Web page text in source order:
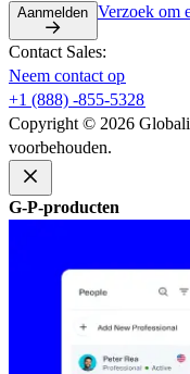
Aanmelden​​ Verzoek om
Contact Sales:​​
Neem contact op​​
+1 (888) -855-5328​​
Copyright © 2026
voorbehouden.​​
G-P-producten​​